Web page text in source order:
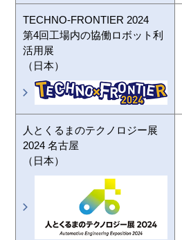
TECHNO-FRONTIER 2024
第4回工場内の協働ロボット利
活用展
（日本）
人とくるまのテクノロジー展
2024 名古屋
（日本）